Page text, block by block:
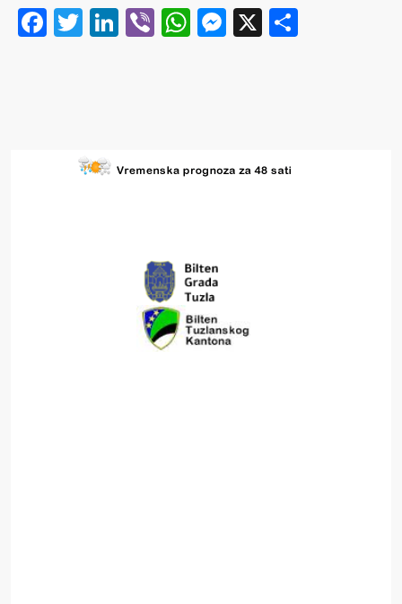
Facebook
Twitter
LinkedIn
ViberWhatsApp
Messenger
X